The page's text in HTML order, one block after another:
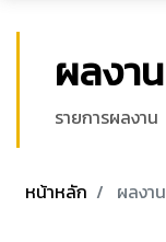
ผลงาน
รายการผลงาน
หน้าหลัก ผลงาน